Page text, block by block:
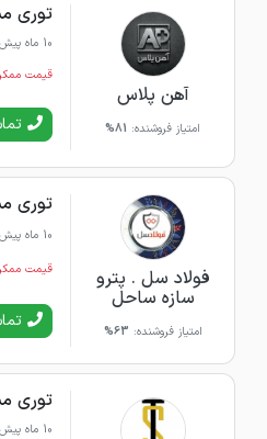
آهن پلاس
امتیاز فروشنده: 81%
توری مش
10 ماه پیش
قیمت
فولاد سل . پترو
سازه ساحل
امتیاز فروشنده: 63%
توری مش
10 ماه پیش
قیمت
توری مش
10 ماه پیش